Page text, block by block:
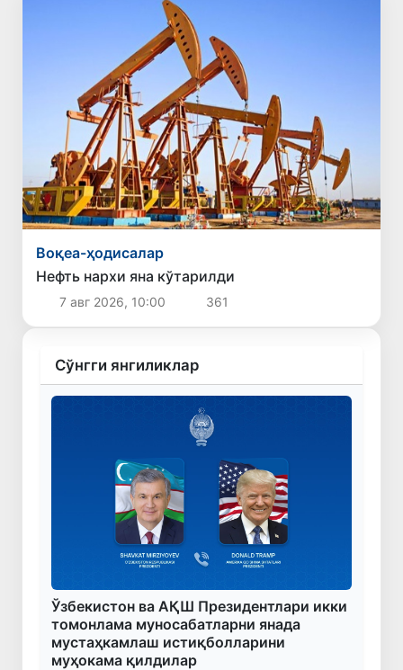
Воқеа-ҳодисалар
Нефть нархи яна кўтарилди
7 авг 2026, 10:00 361
Сўнгги янгиликлар
Ўзбекистон ва АҚШ Президентлари икки
томонлама муносабатларни янада
мустаҳкамлаш истиқболларини
муҳокама қилдилар